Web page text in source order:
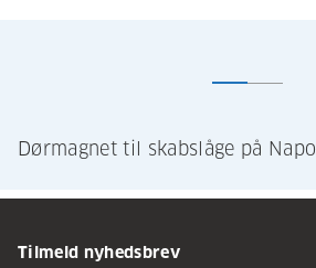
Dørmagnet til skabslåge på
Tilmeld nyhedsbrev